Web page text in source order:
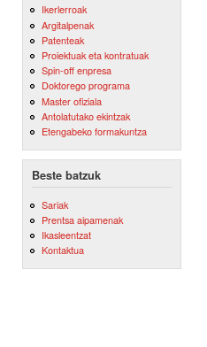
Ikerlerroak
Argitalpenak
Patenteak
Proiektuak eta kontratuak
Spin-off enpresa
Doktorego programa
Master ofiziala
Antolatutako ekintzak
Etengabeko formakuntza
Beste batzuk
Sariak
Prentsa aipamenak
Ikasleentzat
Kontaktua